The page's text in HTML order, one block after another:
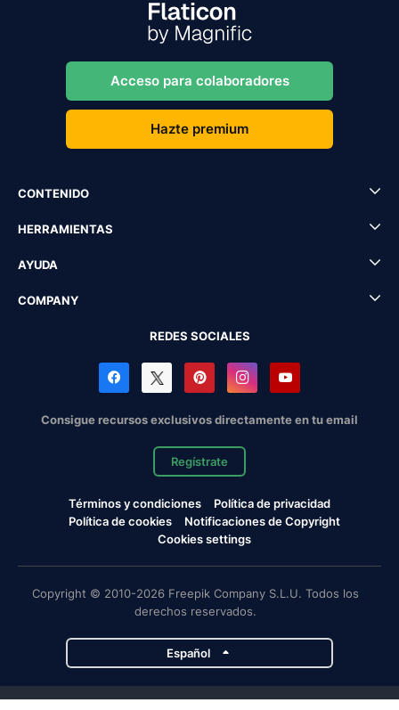
Acceso para colaboradores
Hazte premium
CONTENIDO
HERRAMIENTAS
AYUDA
COMPANY
REDES SOCIALES
Consigue recursos exclusivos directamente en tu email
Regístrate
Términos y condiciones
Política de privacidad
Política de cookies
Notificaciones de Copyright
Cookies settings
Copyright © 2010-2026 Freepik Company S.L.U. Todos los
derechos reservados.
Español